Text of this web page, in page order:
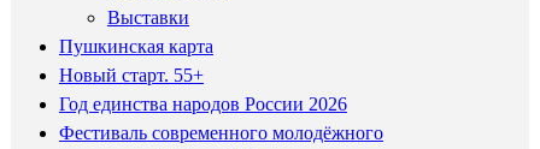
Выставки
Пушкинская карта
Новый старт. 55+
Год единства народов России 2026
Фестиваль современного молодёжного